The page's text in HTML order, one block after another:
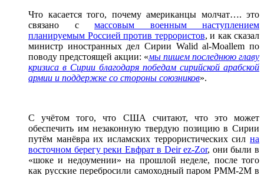
Что касается того, почему американцы молчат…. это
связано с массовым военным наступлением
планируемым Россией против террористов, и как сказал
министр иностранных дел Сирии Walid al-Moallem по
поводу предстоящей акции: «мы пишем последнюю главу
кризиса в Сирии благодаря победам сирийской арабской
армии и поддержке со стороны союзников».
С учётом того, что США считают, что это может
обеспечить им незаконную твердую позицию в Сирии
путём манёвра их исламских террористических сил на
восточном берегу реки Евфрат в Deir ez-Zor, они были в
«шоке и недоумении» на прошлой неделе, после того
как русские перебросили самоходный паром PММ-2М в